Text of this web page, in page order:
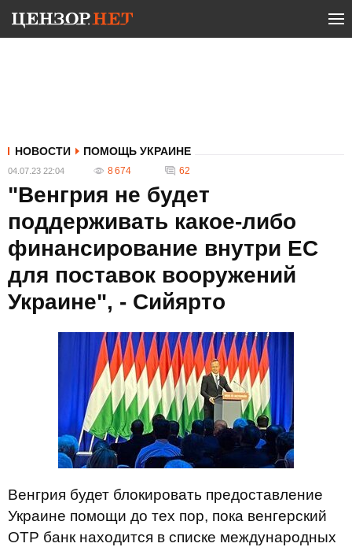
НОВОСТИ ПОМОЩЬ УКРАИНЕ
04.07.23 22:04 8 674 62
"Венгрия не будет
поддерживать какое-либо
финансирование внутри ЕС
для поставок вооружений
Украине", - Сийярто
Венгрия будет блокировать предоставление
Украине помощи до тех пор, пока венгерский
OTP банк находится в списке международных